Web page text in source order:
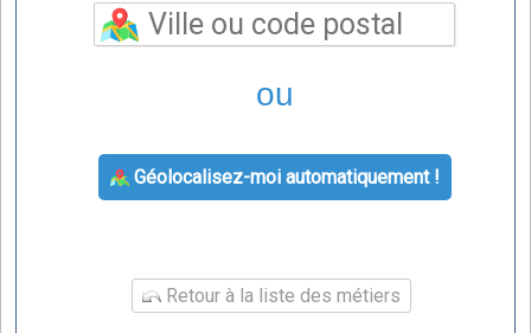
ou
Géolocalisez-moi automatiquement !
Retour à la liste des métiers